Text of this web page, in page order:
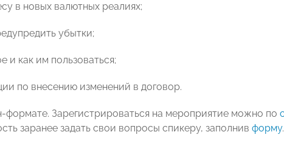
в новых валютных реалиях;
убытки;
и как им пользоваться;
по внесению изменений в договор.
формате. Зарегистрироваться на мероприятие можно по
заранее задать свои вопросы спикеру, заполнив форму.